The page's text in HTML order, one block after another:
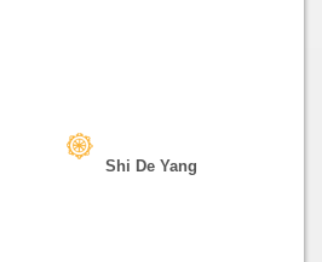
Shi De Yang